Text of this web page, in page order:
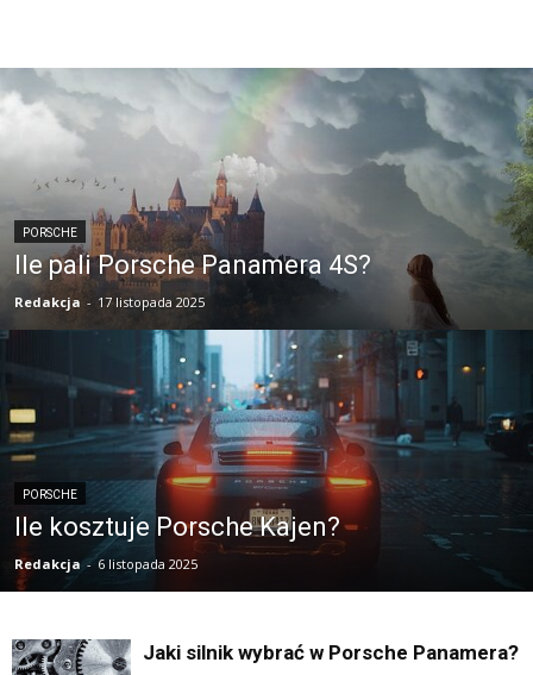
PORSCHE
Ile pali Porsche Panamera 4S?
Redakcja - 17 listopada 2025
PORSCHE
Ile kosztuje Porsche Kajen?
Redakcja - 6 listopada 2025
Jaki silnik wybrać w Porsche Panamera?